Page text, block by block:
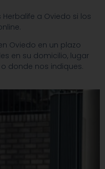
a Oviedo si los
Oviedo en un plazo
en su domicilio, lugar
donde nos indiques.